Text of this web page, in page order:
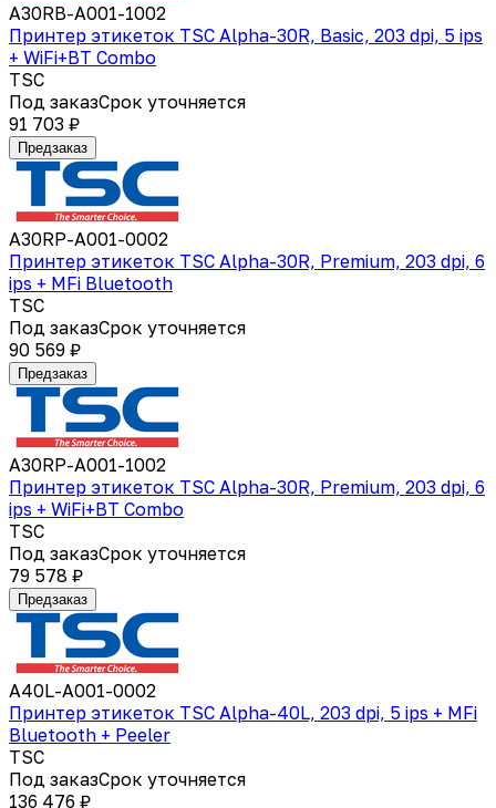
A30RB-A001-1002
Принтер этикеток TSC Alpha-30R, Basic, 203 dpi, 5 ips
+ WiFi+BT Combo
TSC
Под заказСрок уточняется
91 703 ₽
Предзаказ
A30RP-A001-0002
Принтер этикеток TSC Alpha-30R, Premium, 203 dpi, 6
ips + MFi Bluetooth
TSC
Под заказСрок уточняется
90 569 ₽
Предзаказ
A30RP-A001-1002
Принтер этикеток TSC Alpha-30R, Premium, 203 dpi, 6
ips + WiFi+BT Combo
TSC
Под заказСрок уточняется
79 578 ₽
Предзаказ
A40L-A001-0002
Принтер этикеток TSC Alpha-40L, 203 dpi, 5 ips + MFi
Bluetooth + Peeler
TSC
Под заказСрок уточняется
136 476 ₽